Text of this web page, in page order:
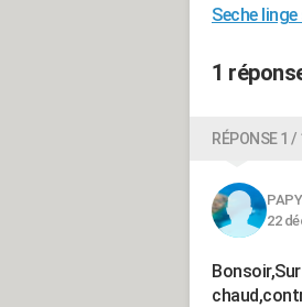
Seche
1
RÉPONSE 1 /
22